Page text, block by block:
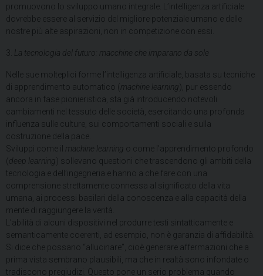
promuovono lo sviluppo umano integrale. L’intelligenza artificiale
dovrebbe essere al servizio del migliore potenziale umano e delle
nostre più alte aspirazioni, non in competizione con essi.
3. La tecnologia del futuro: macchine che imparano da sole
Nelle sue molteplici forme l’intelligenza artificiale, basata su tecniche
di apprendimento automatico ( machine learning ), pur essendo
ancora in fase pionieristica, sta già introducendo notevoli
cambiamenti nel tessuto delle società, esercitando una profonda
influenza sulle culture, sui comportamenti sociali e sulla
costruzione della pace.
Sviluppi come il machine learning o come l’apprendimento profondo
( deep learning ) sollevano questioni che trascendono gli ambiti della
tecnologia e dell’ingegneria e hanno a che fare con una
comprensione strettamente connessa al significato della vita
umana, ai processi basilari della conoscenza e alla capacità della
mente di raggiungere la verità.
L’abilità di alcuni dispositivi nel produrre testi sintatticamente e
semanticamente coerenti, ad esempio, non è garanzia di affidabilità.
Si dice che possano “allucinare”, cioè generare affermazioni che a
prima vista sembrano plausibili, ma che in realtà sono infondate o
tradiscono pregiudizi. Questo pone un serio problema quando